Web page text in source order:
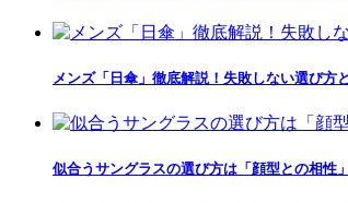
メンズ「日傘」徹底解説！失敗しない選び方
似合うサングラスの選び方は「顔型との相性